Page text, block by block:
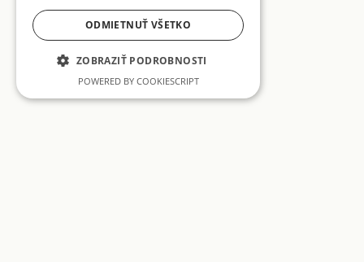
ODMIETNUŤ VŠETKO
ZOBRAZIŤ PODROBNOSTI
POWERED BY COOKIESCRIPT